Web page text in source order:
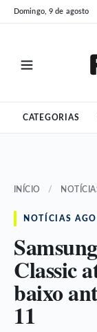
Pular
para
Pular
para
Domingo, 9 de agosto
CATEGORIAS
INÍCIO /
NOTÍCIAS
Classic
baixo
11